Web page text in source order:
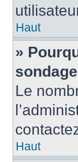
Haut
»
Le
Haut